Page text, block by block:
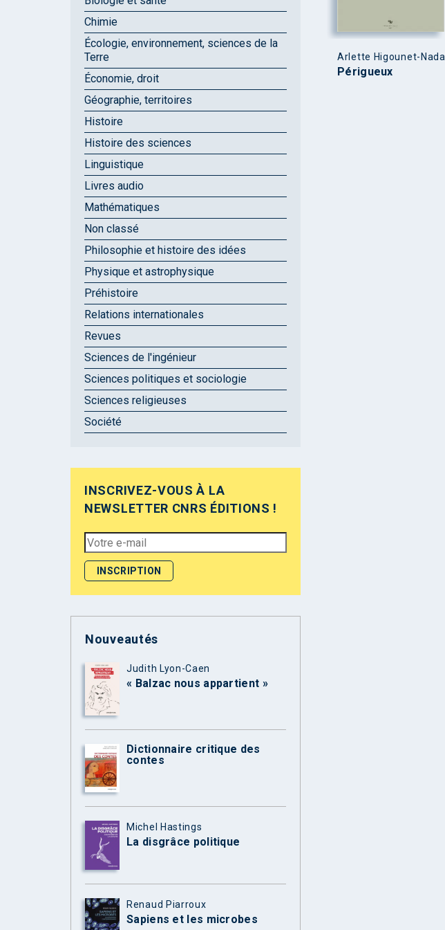
Arlette Higounet-Nadal
Périgueux
Chimie
Écologie, environnement, sciences de la
Terre
Économie, droit
Géographie, territoires
Histoire
Histoire des sciences
Linguistique
Livres audio
Mathématiques
Non classé
Philosophie et histoire des idées
Physique et astrophysique
Préhistoire
Relations internationales
Revues
Sciences de l'ingénieur
Sciences politiques et sociologie
Sciences religieuses
Société
INSCRIVEZ-VOUS À LA
NEWSLETTER CNRS ÉDITIONS !
Nouveautés
Judith Lyon-Caen
« Balzac nous appartient »
Dictionnaire critique des
contes
Michel Hastings
La disgrâce politique
Renaud Piarroux
Sapiens et les microbes